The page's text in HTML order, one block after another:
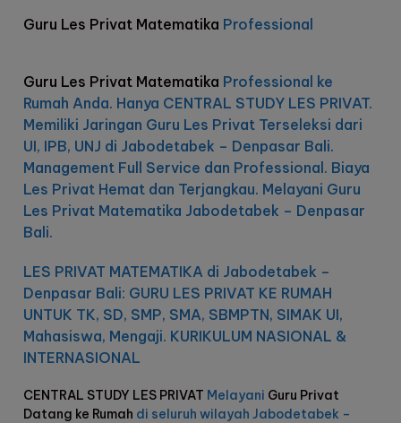
Guru Les Privat Matematika Professional
Guru Les Privat Matematika Professional ke
Rumah Anda. Hanya CENTRAL STUDY LES PRIVAT.
Memiliki Jaringan Guru Les Privat Terseleksi dari
UI, IPB, UNJ di Jabodetabek – Denpasar Bali.
Management Full Service dan Professional. Biaya
Les Privat Hemat dan Terjangkau. Melayani Guru
Les Privat Matematika Jabodetabek – Denpasar
Bali.
LES PRIVAT MATEMATIKA di Jabodetabek –
Denpasar Bali: GURU LES PRIVAT KE RUMAH
UNTUK TK, SD, SMP, SMA, SBMPTN, SIMAK UI,
Mahasiswa, Mengaji. KURIKULUM NASIONAL &
INTERNASIONAL
CENTRAL STUDY LES PRIVAT Melayani Guru Privat
Datang ke Rumah di seluruh wilayah Jabodetabek –